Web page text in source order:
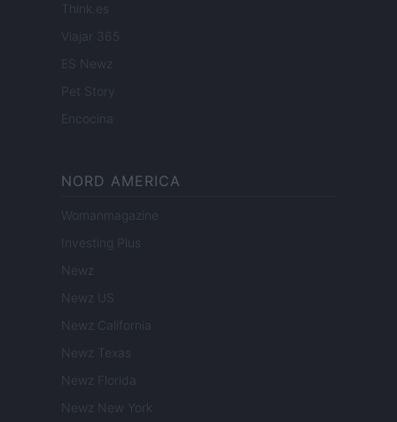
Think.es
Viajar 365
ES Newz
Pet Story
Encocina
NORD AMERICA
Womanmagazine
Investing Plus
Newz
Newz US
Newz California
Newz Texas
Newz Florida
Newz New York